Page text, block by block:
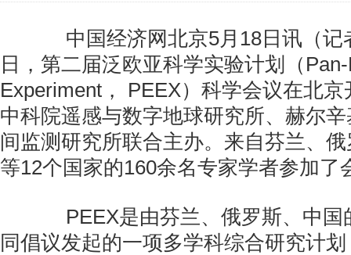
中国经济网北京5月18日讯（记
日，第二届泛欧亚科学实验计划（
Experiment， PEEX）科学会议在北
中科院遥感与数字地球研究所、赫尔
间监测研究所联合主办。来自芬兰、
等12个国家的160余名专家学者参加了
PEEX是由芬兰、俄罗斯、中国
同倡议发起的一项多学科综合研究计